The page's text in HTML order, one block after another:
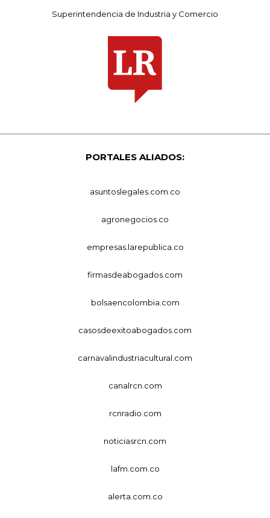
Superintendencia de Industria y Comercio
PORTALES ALIADOS:
asuntoslegales.com.co
agronegocios.co
empresas.larepublica.co
firmasdeabogados.com
bolsaencolombia.com
casosdeexitoabogados.com
carnavalindustriacultural.com
canalrcn.com
rcnradio.com
noticiasrcn.com
lafm.com.co
alerta.com.co